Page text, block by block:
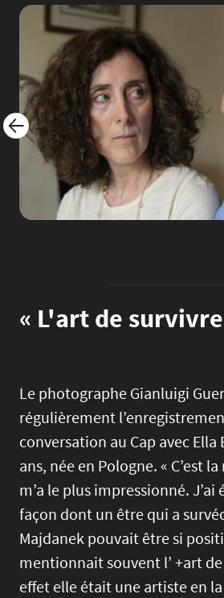
Image
« L'art de
Le photographe Gianluigi
régulièrement
conversation au Cap avec
ans, née en Pologne. « C’est
m’a le plus impressionné.
façon dont un être qui a
Majdanek pouvait être si
mentionnait souvent l’ +art
effet elle était une artiste en